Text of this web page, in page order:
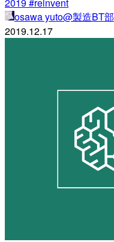
osawa yuto@製造BT部
2019.12.17